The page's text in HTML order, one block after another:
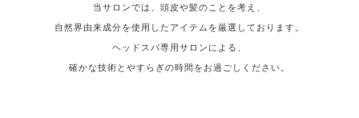
当サロンでは、頭皮や髪のことを考え、
自然界由来成分を使用したアイテムを厳選しております。
ヘッドスパ専用サロンによる、
確かな技術とやすらぎの時間をお過ごしください。